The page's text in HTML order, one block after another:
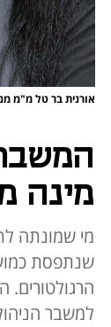
אורנית בר טל מ"מ
מינה
מי שמונתה
שנתפסת
הרגולטורים.
למשבר